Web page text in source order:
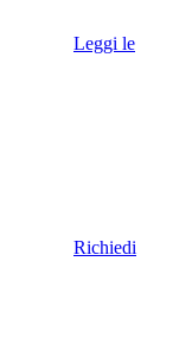
Leggi le
Richiedi